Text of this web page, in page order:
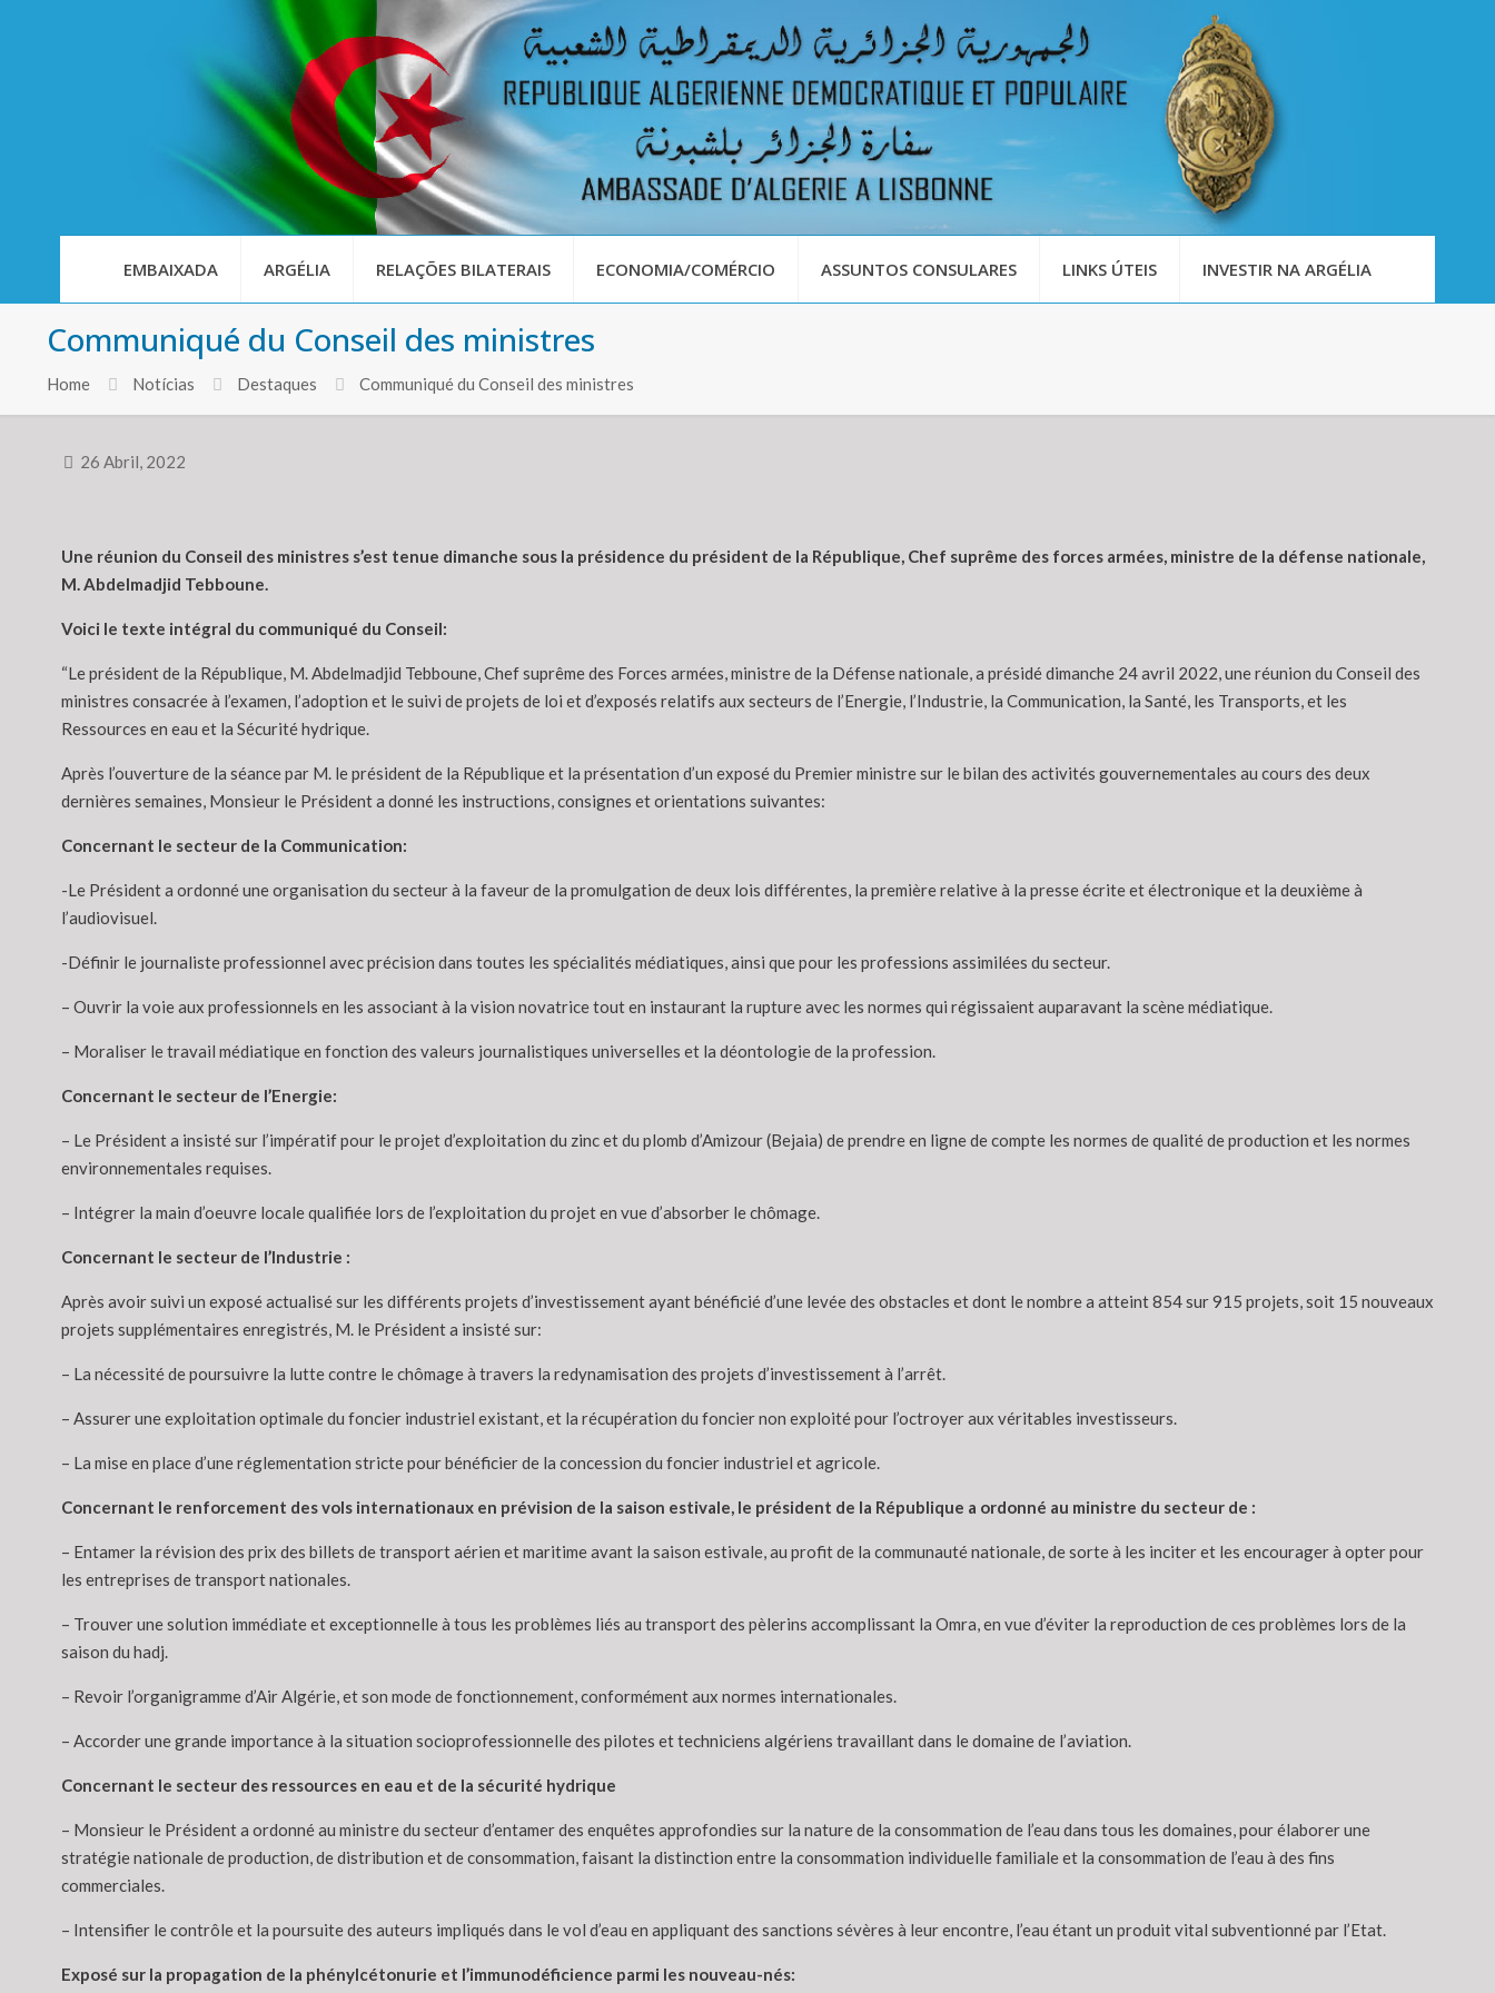
EMBAIXADA ARGÉLIA RELAÇÕES BILATERAIS ECONOMIA/COMÉRCIO ASSUNTOS CONSULARES LINKS ÚTEIS INVESTIR NA ARGÉLIA
Communiqué du Conseil des ministres
Home Notícias Destaques Communiqué du Conseil des ministres
26 Abril, 2022
Une réunion du Conseil des ministres s’est tenue dimanche sous la présidence du président de la République, Chef suprême des forces armées, ministre de la défense nationale,
M. Abdelmadjid Tebboune.
Voici le texte intégral du communiqué du Conseil:
“Le président de la République, M. Abdelmadjid Tebboune, Chef suprême des Forces armées, ministre de la Défense nationale, a présidé dimanche 24 avril 2022, une réunion du Conseil des
ministres consacrée à l’examen, l’adoption et le suivi de projets de loi et d’exposés relatifs aux secteurs de l’Energie, l’Industrie, la Communication, la Santé, les Transports, et les
Ressources en eau et la Sécurité hydrique.
Après l’ouverture de la séance par M. le président de la République et la présentation d’un exposé du Premier ministre sur le bilan des activités gouvernementales au cours des deux
dernières semaines, Monsieur le Président a donné les instructions, consignes et orientations suivantes:
Concernant le secteur de la Communication:
-Le Président a ordonné une organisation du secteur à la faveur de la promulgation de deux lois différentes, la première relative à la presse écrite et électronique et la deuxième à
l’audiovisuel.
-Définir le journaliste professionnel avec précision dans toutes les spécialités médiatiques, ainsi que pour les professions assimilées du secteur.
– Ouvrir la voie aux professionnels en les associant à la vision novatrice tout en instaurant la rupture avec les normes qui régissaient auparavant la scène médiatique.
– Moraliser le travail médiatique en fonction des valeurs journalistiques universelles et la déontologie de la profession.
Concernant le secteur de l’Energie:
– Le Président a insisté sur l’impératif pour le projet d’exploitation du zinc et du plomb d’Amizour (Bejaia) de prendre en ligne de compte les normes de qualité de production et les normes
environnementales requises.
– Intégrer la main d’oeuvre locale qualifiée lors de l’exploitation du projet en vue d’absorber le chômage.
Concernant le secteur de l’Industrie :
Après avoir suivi un exposé actualisé sur les différents projets d’investissement ayant bénéficié d’une levée des obstacles et dont le nombre a atteint 854 sur 915 projets, soit 15 nouveaux
projets supplémentaires enregistrés, M. le Président a insisté sur:
– La nécessité de poursuivre la lutte contre le chômage à travers la redynamisation des projets d’investissement à l’arrêt.
– Assurer une exploitation optimale du foncier industriel existant, et la récupération du foncier non exploité pour l’octroyer aux véritables investisseurs.
– La mise en place d’une réglementation stricte pour bénéficier de la concession du foncier industriel et agricole.
Concernant le renforcement des vols internationaux en prévision de la saison estivale, le président de la République a ordonné au ministre du secteur de :
– Entamer la révision des prix des billets de transport aérien et maritime avant la saison estivale, au profit de la communauté nationale, de sorte à les inciter et les encourager à opter pour
les entreprises de transport nationales.
– Trouver une solution immédiate et exceptionnelle à tous les problèmes liés au transport des pèlerins accomplissant la Omra, en vue d’éviter la reproduction de ces problèmes lors de la
saison du hadj.
– Revoir l’organigramme d’Air Algérie, et son mode de fonctionnement, conformément aux normes internationales.
– Accorder une grande importance à la situation socioprofessionnelle des pilotes et techniciens algériens travaillant dans le domaine de l’aviation.
Concernant le secteur des ressources en eau et de la sécurité hydrique
– Monsieur le Président a ordonné au ministre du secteur d’entamer des enquêtes approfondies sur la nature de la consommation de l’eau dans tous les domaines, pour élaborer une
stratégie nationale de production, de distribution et de consommation, faisant la distinction entre la consommation individuelle familiale et la consommation de l’eau à des fins
commerciales.
– Intensifier le contrôle et la poursuite des auteurs impliqués dans le vol d’eau en appliquant des sanctions sévères à leur encontre, l’eau étant un produit vital subventionné par l’Etat.
Exposé sur la propagation de la phénylcétonurie et l’immunodéficience parmi les nouveau-nés: